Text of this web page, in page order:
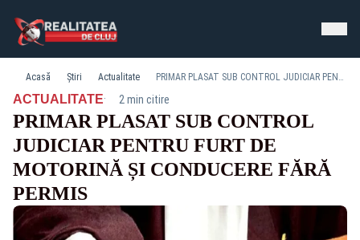
Acasă Știri Actualitate PRIMAR PLASAT SUB CONTROL JUDICIAR PENTRU FURT DE MOTORINĂ ȘI CONDUCERE FĂRĂ PERMIS
ACTUALITATE· 2 min citire
PRIMAR PLASAT SUB CONTROL
JUDICIAR PENTRU FURT DE
MOTORINĂ ȘI CONDUCERE FĂRĂ
PERMIS